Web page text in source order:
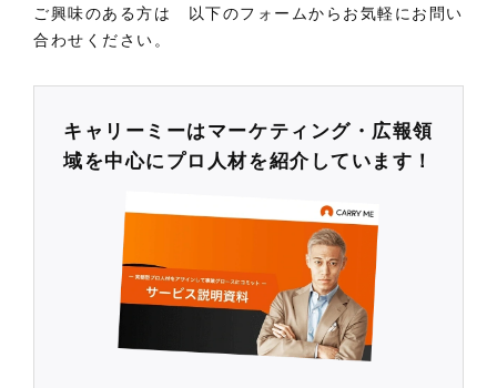
ご興味のある方は 以下のフォームからお気軽にお問い
合わせください。
キャリーミーはマーケティング・広報領
域を中心にプロ人材を紹介しています！